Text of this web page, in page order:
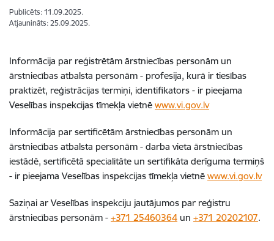
Publicēts: 11.09.2025.
Atjaunināts: 25.09.2025.
Informācija par reģistrētām ārstniecības personām un
ārstniecības atbalsta personām - profesija, kurā ir tiesības
praktizēt, reģistrācijas termiņi, identifikators - ir pieejama
Veselības inspekcijas tīmekļa vietnē www.vi.gov.lv
Informācija par sertificētām ārstniecības personām un
ārstniecības atbalsta personām - darba vieta ārstniecības
iestādē, sertificētā specialitāte un sertifikāta derīguma termiņš
- ir pieejama Veselības inspekcijas tīmekļa vietnē www.vi.gov.lv
Saziņai ar Veselības inspekciju jautājumos par reģistru
ārstniecības personām - +371 25460364 un +371 20202107.